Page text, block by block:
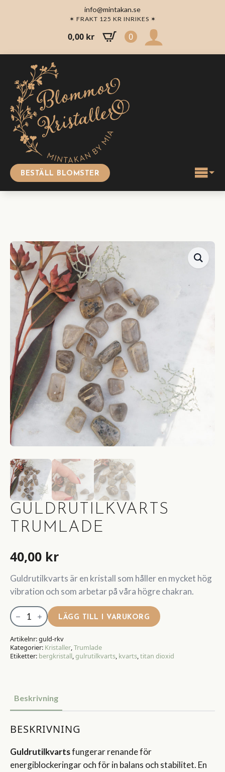
info@mintakan.se
✶ FRAKT 125 KR INRIKES ✶
0,00 kr 0
BESTÄLL BLOMSTER
GULDRUTILKVARTS
TRUMLADE
40,00 kr
Guldrutilkvarts är en kristall som håller en mycket hög
vibration och som arbetar på våra högre chakran.
Guldrutilkvarts
Trumlade
mängd
LÄGG TILL I VARUKORG
Artikelnr:guld-rkv
Kategorier: Kristaller,Trumlade
Etiketter: bergkristall,gulrutilkvarts, kvarts,titan dioxid
Beskrivning
BESKRIVNING
Guldrutilkvartsfungerar renande för
energiblockeringar och för in balans och stabilitet. En